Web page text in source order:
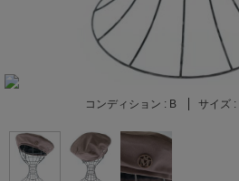
コンディション : B サイズ :